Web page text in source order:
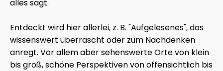
alles sagt.
Entdeckt wird hier allerlei, z. B. "Aufgelesenes", das
wissenswert überrascht oder zum Nachdenken
anregt. Vor allem aber sehenswerte Orte von klein
bis groß, schöne Perspektiven von offensichtlich bis